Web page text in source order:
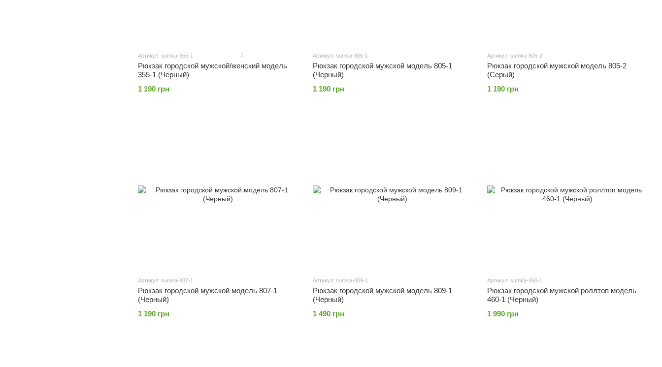
Артикул: sumka-355-1 1
Рюкзак городской мужской/женский модель
355-1 (Черный)
1 190 грн
Артикул: sumka-805-1
Рюкзак городской мужской модель 805-1
(Черный)
1 190 грн
Артикул: sumka-805-2
Рюкзак городской мужской модель 805-2
(Серый)
1 190 грн
Артикул: sumka-807-1
Рюкзак городской мужской модель 807-1
(Черный)
1 190 грн
Артикул: sumka-809-1
Рюкзак городской мужской модель 809-1
(Черный)
1 490 грн
Артикул: sumka-460-1
Рюкзак городской мужской роллтоп модель
460-1 (Черный)
1 990 грн